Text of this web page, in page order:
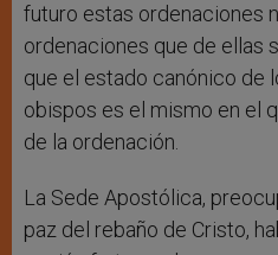
futuro estas ordenaciones
ordenaciones que de ellas
que el estado canónico de
obispos es el mismo en el
de la ordenación.
La Sede Apostólica,
paz del rebaño de Cristo,